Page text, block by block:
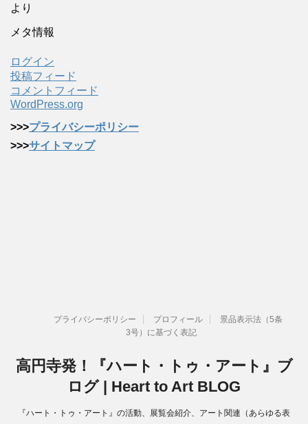
より
メタ情報
ログイン
投稿フィード
コメントフィード
WordPress.org
>>>プライバシーポリシー
>>>サイトマップ
プライバシーポリシー プロフィール
景品表示法（5条
3号）に基づく表記
高円寺発！『ハート・トゥ・アート』ブ
ログ | Heart to Art BLOG
『ハート・トゥ・アート』の活動、展覧会紹介、アート関連（あらゆる表